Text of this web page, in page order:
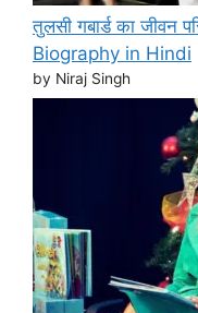
तुलसी गबार्ड का जीवन
Biography in Hindi
by Niraj Singh